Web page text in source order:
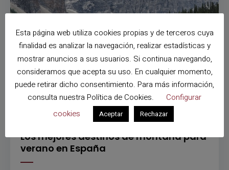
Los mejores destinos de montaña para
verano en España
Esta página web utiliza cookies propias y de terceros cuya
finalidad es analizar la navegación, realizar estadísticas y
mostrar anuncios a sus usuarios. Si continua navegando,
consideramos que acepta su uso. En cualquier momento,
puede retirar dicho consentimiento. Para más información,
consulta nuestra Política de Cookies.
Configurar
cookies
Aceptar Rechazar